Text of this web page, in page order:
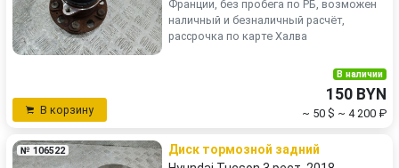
Франции, без пробега по РБ, возможен
наличный и безналичный расчёт,
рассрочка по карте Халва
В корзину
В наличии
150 BYN
~ 50 $ ~ 4 200 ₽
№ 106522
Диск тормозной задний